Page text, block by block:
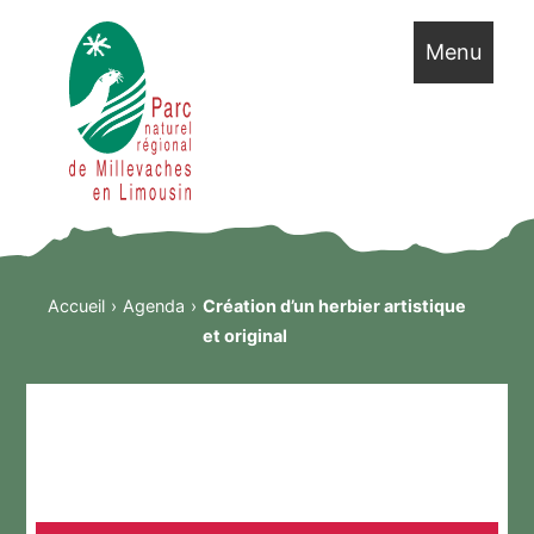
Menu
Accueil Agenda
Création d’un herbier artistique
et original